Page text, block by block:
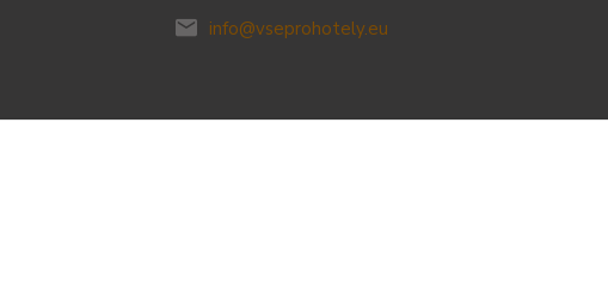
info@vseprohotely.eu